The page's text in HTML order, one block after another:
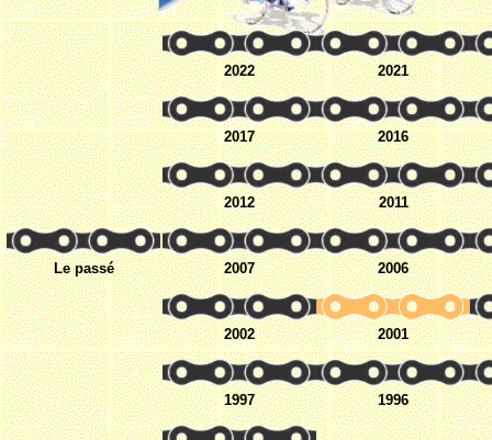
Le passé
2022 2021
2017 2016
2012 2011
2007 2006
2002 2001
1997 1996